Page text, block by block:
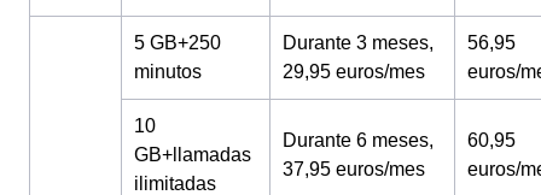
5 GB+250
minutos
Durante 3 meses,
29,95 euros/mes
56,95
euros/
10
GB+llamadas
ilimitadas
Durante 6 meses,
37,95 euros/mes
60,95
euros/